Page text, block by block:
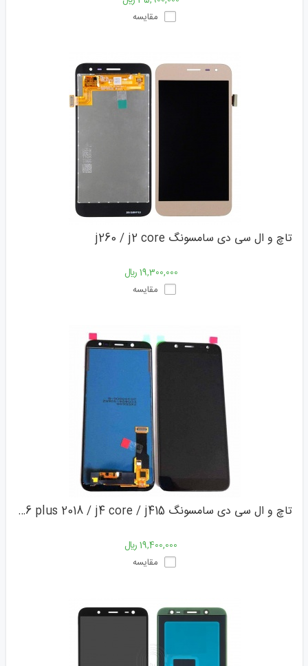
مقایسه
تاچ و ال سی دی سامسونگ j260 / j2 core
19,300,000 ﷼
مقایسه
تاچ و ال سی دی سامسونگ j610 / j6 plus 2018 / j4 core / j415
19,400,000 ﷼
مقایسه